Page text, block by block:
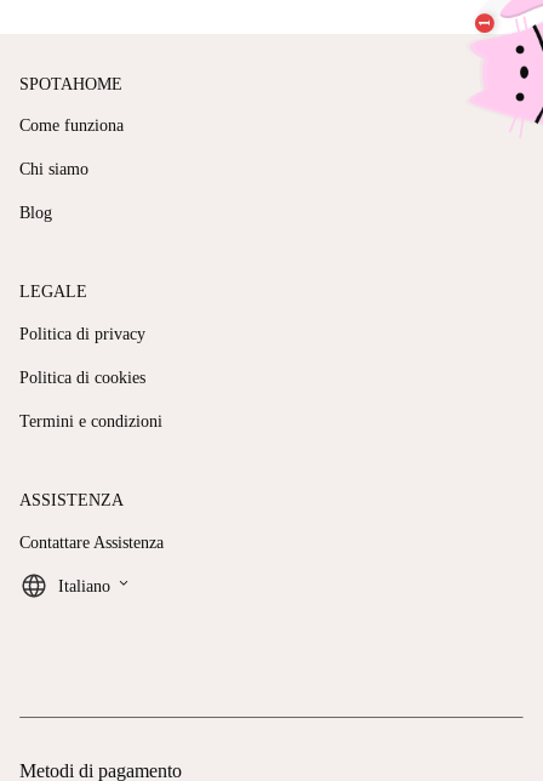
SPOTAHOME
Come funziona
Chi siamo
Blog
LEGALE
Politica di privacy
Politica di cookies
Termini e condizioni
ASSISTENZA
Contattare Assistenza
Italiano keyboard_arrow_down
Metodi di pagamento